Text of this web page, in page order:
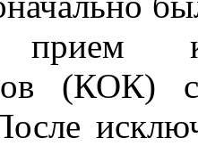
прием
(КОК)